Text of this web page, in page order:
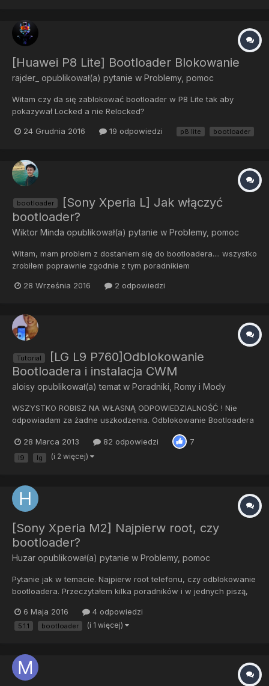
[Huawei P8 Lite] Bootloader Blokowanie
rajder_ opublikował(a) pytanie w Problemy, pomoc
Witam czy da się zablokować bootloader w P8 Lite tak aby
pokazywał Locked a nie Relocked?
24 Grudnia 2016 19 odpowiedzi p8 lite bootloader
bootloader
[Sony Xperia L] Jak włączyć
bootloader?
Wiktor Minda opublikował(a) pytanie w Problemy, pomoc
Witam, mam problem z dostaniem się do bootloadera.... wszystko
zrobiłem poprawnie zgodnie z tym poradnikiem
bootloadera/ czego efektem była informacja Bootloader unlock
pod w/w...
28 Września 2016 2 odpowiedzi
Tutorial
[LG L9 P760]Odblokowanie
Bootloadera i instalacja CWM
aloisy opublikował(a) temat w Poradniki, Romy i Mody
WSZYSTKO ROBISZ NA WŁASNĄ ODPOWIEDZIALNOŚĆ ! Nie
odpowiadam za żadne uszkodzenia. Odblokowanie Bootloadera
LG jest możliwość odblokowania bootloadera ! Ważne ! Po
instalacji oficjalnej aktualizacji JB, upewnij się, że masz kartę
28 Marca 2013 82 odpowiedzi 7
l9 lg (i 2 więcej)
[Sony Xperia M2] Najpierw root, czy
bootloader?
Huzar opublikował(a) pytanie w Problemy, pomoc
Pytanie jak w temacie. Najpierw root telefonu, czy odblokowanie
bootloadera. Przeczytałem kilka poradników i w jednych piszą,
odwrotna kolejność grozi uwaleniem telefonu. Przy okazji. Mogę
prosić o linka do działających opisów?
6 Maja 2016 4 odpowiedzi
5.1.1 bootloader (i 1 więcej)